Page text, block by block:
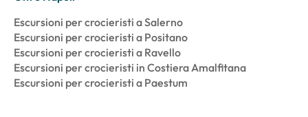
Escursioni per crocieristi a Salerno
Escursioni per crocieristi a Positano
Escursioni per crocieristi a Ravello
Escursioni per crocieristi in Costiera Amalfitana
Escursioni per crocieristi a Paestum